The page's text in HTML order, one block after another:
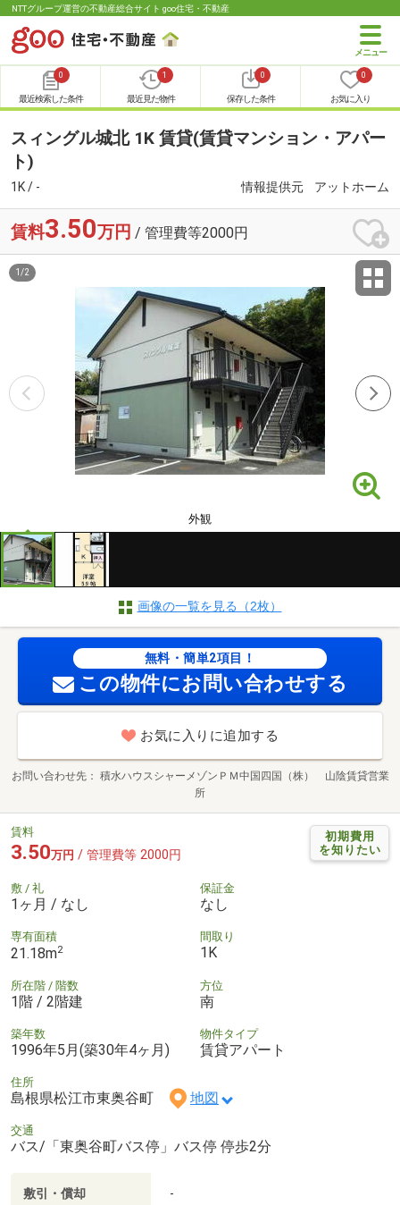
NTTグループ運営の不動産総合サイト goo住宅・不動産
0
最近検索した条件
1
最近見た物件
0
保存した条件
0
お気に入り
スィングル城北 1K 賃貸(賃貸マンション・アパー
ト)
1K / - 情報提供元 アットホーム
賃料3.50万円 / 管理費等2000円
外観
1 /2
画像の一覧を見る（2枚）
無料・簡単2項目！
この物件にお問い合わせする
お気に入りに追加する
お問い合わせ先
積水ハウスシャーメゾンＰＭ中国四国（株） 山陰賃貸営業
所
初期費用
を知りたい
賃料
3.50万円 / 管理費等 2000円
敷 / 礼
1ヶ月 / なし
保証金
なし
専有面積
21.18m2
間取り
1K
所在階 / 階数
1階 / 2階建
方位
南
築年数
1996年5月(築30年4ヶ月)
物件タイプ
賃貸アパート
住所
島根県松江市東奥谷町 地図
交通
バス/「東奥谷町バス停」バス停 停歩2分
敷引・償却 -